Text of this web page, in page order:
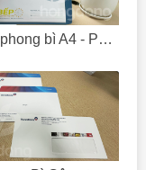
Mẫu in phong bì A4 - Phong bì công ty đẹp